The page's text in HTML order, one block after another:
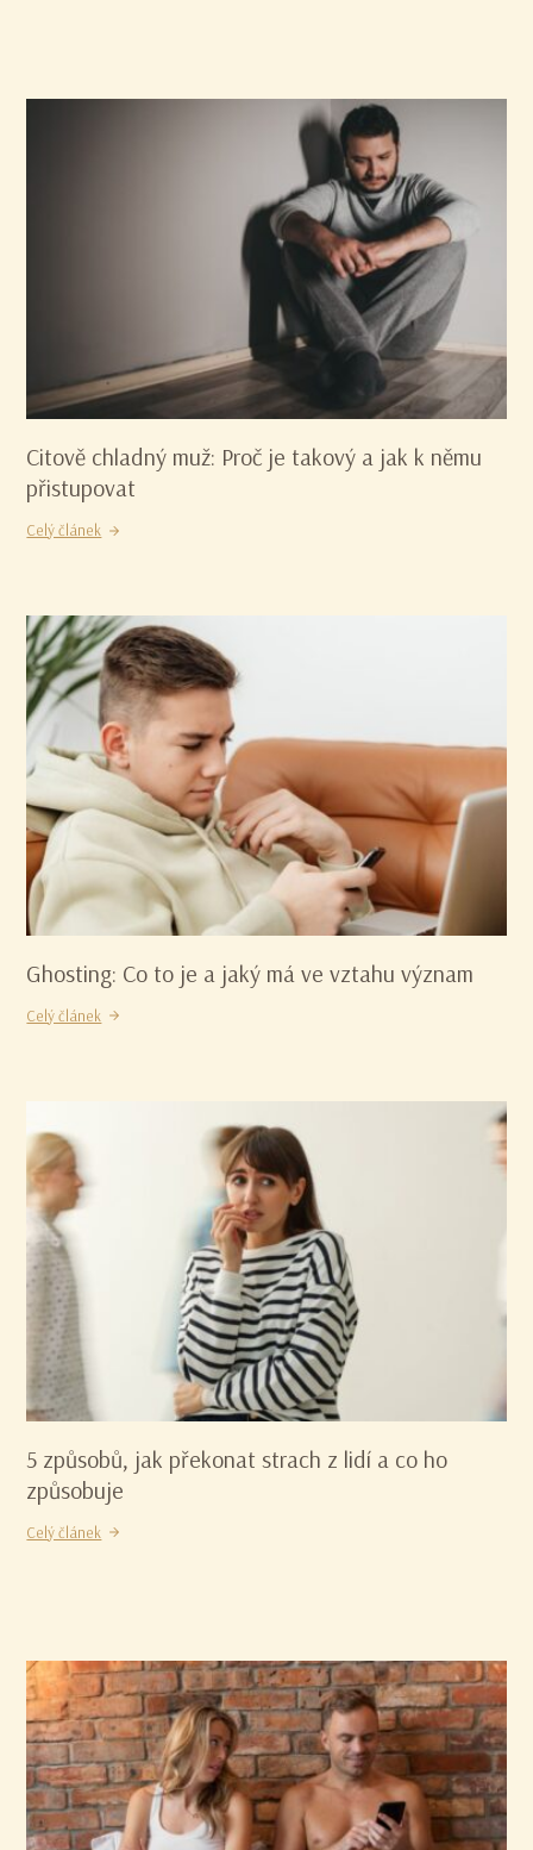
Citově chladný muž: Proč je takový a jak k němu
přistupovat
Celý článek
Ghosting: Co to je a jaký má ve vztahu význam
Celý článek
5 způsobů, jak překonat strach z lidí a co ho
způsobuje
Celý článek